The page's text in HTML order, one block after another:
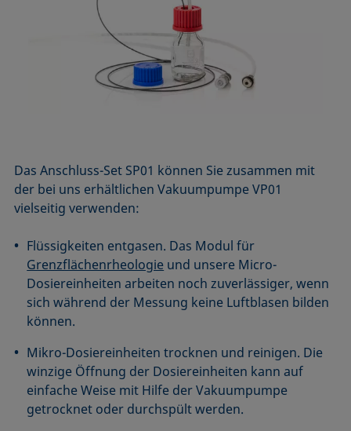
Das Anschluss-Set SP01 können Sie zusammen mit
der bei uns erhältlichen Vakuumpumpe VP01
vielseitig verwenden:
Flüssigkeiten entgasen. Das Modul für
Grenzflächenrheologie und unsere Micro-
Dosiereinheiten arbeiten noch zuverlässiger, wenn
sich während der Messung keine Luftblasen bilden
können.
Mikro-Dosiereinheiten trocknen und reinigen. Die
winzige Öffnung der Dosiereinheiten kann auf
einfache Weise mit Hilfe der Vakuumpumpe
getrocknet oder durchspült werden.